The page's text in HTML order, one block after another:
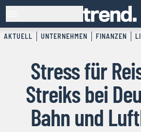
AKTUELL UNTERNEHMEN FINANZEN
Stress für
Streiks bei
Bahn und